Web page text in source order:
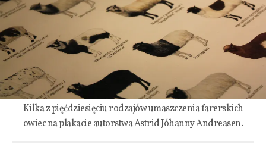
Kilka z pięćdziesięciu rodzajów umaszczenia farerskich
owiec na plakacie autorstwa Astrid Jóhanny Andreasen.